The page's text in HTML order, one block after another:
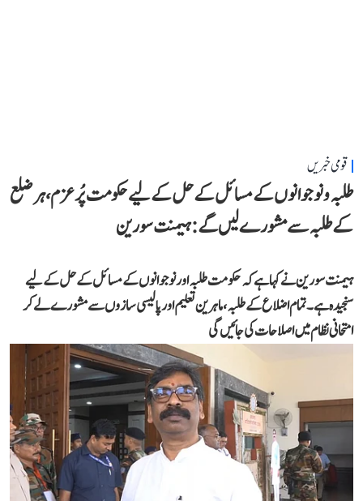
قومی خبریں
طلبہ و نوجوانوں کے مسائل کے حل کے لیے حکومت پُرعزم، ہر ضلع
کے طلبہ سے مشورے لیں گے: ہیمنت سورین
ہیمنت سورین نے کہا ہے کہ حکومت طلبہ اور نوجوانوں کے مسائل کے حل کے لیے
سنجیدہ ہے۔ تمام اضلاع کے طلبہ، ماہرین تعلیم اور پالیسی سازوں سے مشورے لے کر
امتحانی نظام میں اصلاحات کی جائیں گی